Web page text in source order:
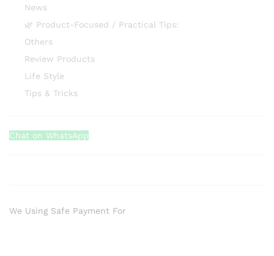
News
🌿 Product-Focused / Practical Tips:
Others
Review Products
Life Style
Tips & Tricks
Chat on WhatsApp
We Using Safe Payment For